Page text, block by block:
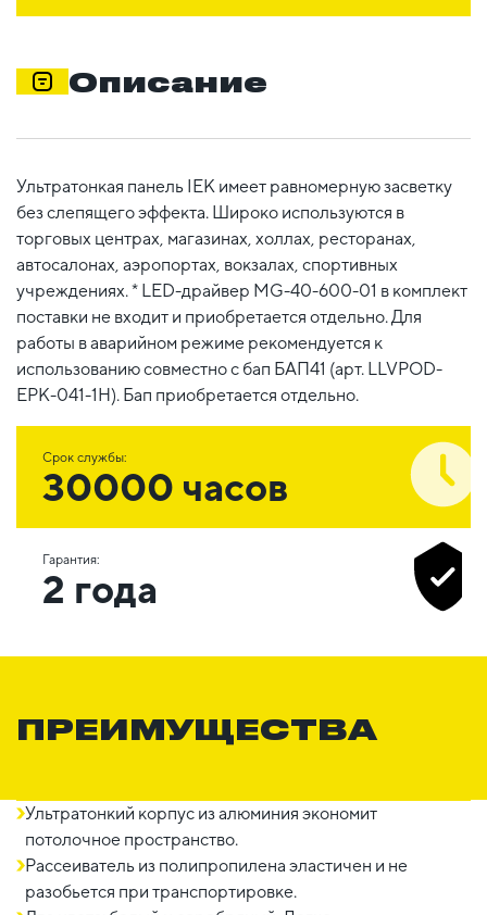
Описание
Ультратонкая панель IEK имеет равномерную засветку
без слепящего эффекта. Широко используются в
торговых центрах, магазинах, холлах, ресторанах,
автосалонах, аэропортах, вокзалах, спортивных
учреждениях. * LED-драйвер MG-40-600-01 в комплект
поставки не входит и приобретается отдельно. Для
работы в аварийном режиме рекомендуется к
использованию совместно с бап БАП41 (арт. LLVPOD-
EPK-041-1H). Бап приобретается отдельно.
Срок службы:
30000 часов
Гарантия:
2 года
ПРЕИМУЩЕСТВА
Ультратонкий корпус из алюминия экономит
потолочное пространство.
Рассеиватель из полипропилена эластичен и не
разобьется при транспортировке.